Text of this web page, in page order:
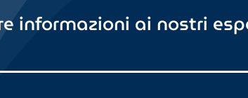
informazioni ai nostri